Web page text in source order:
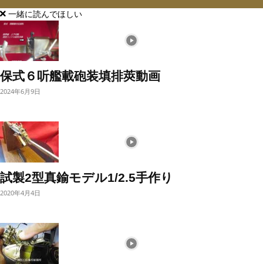
一緒に読んでほしい
保式６听艦載砲装填排莢動画
2024年6月9日
試製2型真鍮モデル1/2.5手作り
2020年4月4日